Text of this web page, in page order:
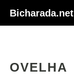
Bicharada.net
OVELHA